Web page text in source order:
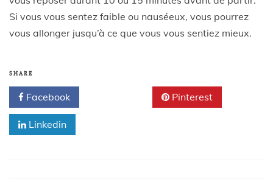
Si vous vous sentez faible ou nauséeux, vous pourrez
vous allonger jusqu’à ce que vous vous sentiez mieux.
SHARE
Facebook Pinterest
Linkedin